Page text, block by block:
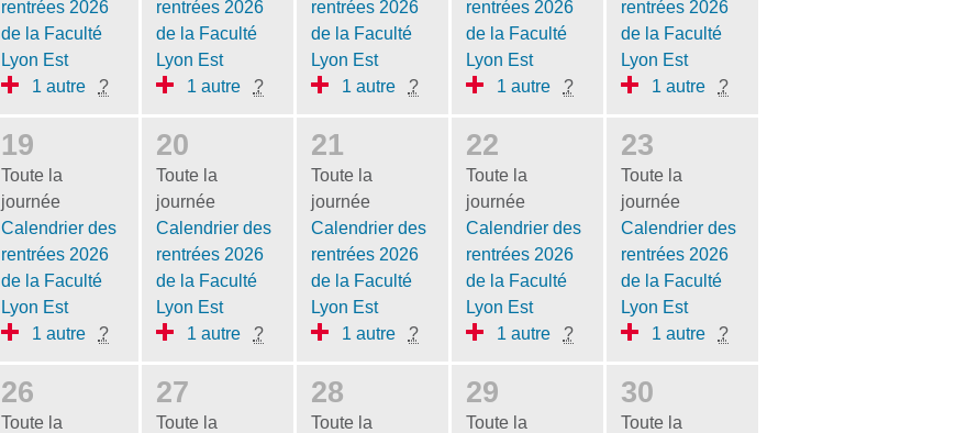
rentrées 2026
de la Faculté
Lyon Est
1 autre
?
rentrées 2026
de la Faculté
Lyon Est
1 autre
?
rentrées 2026
de la Faculté
Lyon Est
1 autre
?
rentrées 2026
de la Faculté
Lyon Est
1 autre
?
rentrées 2026
de la Faculté
Lyon Est
1 autre
?
19
Toute la
journée
Calendrier des
rentrées 2026
de la Faculté
Lyon Est
1 autre
?
20
Toute la
journée
Calendrier des
rentrées 2026
de la Faculté
Lyon Est
1 autre
?
21
Toute la
journée
Calendrier des
rentrées 2026
de la Faculté
Lyon Est
1 autre
?
22
Toute la
journée
Calendrier des
rentrées 2026
de la Faculté
Lyon Est
1 autre
?
23
Toute la
journée
Calendrier des
rentrées 2026
de la Faculté
Lyon Est
1 autre
?
26
Toute la
27
Toute la
28
Toute la
29
Toute la
30
Toute la